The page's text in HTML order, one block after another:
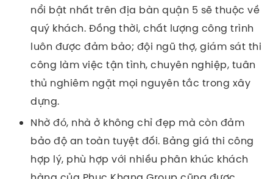
nổi bật nhất trên địa bàn quận 5 sẽ thuộc về
quý khách. Đồng thời, chất lượng công trình
luôn được đảm bảo; đội ngũ thợ, giám sát thi
công làm việc tận tình, chuyên nghiệp, tuân
thủ nghiêm ngặt mọi nguyên tắc trong xây
dựng.
Nhờ đó, nhà ở không chỉ đẹp mà còn đảm
bảo độ an toàn tuyệt đối. Bảng giá thi công
hợp lý, phù hợp với nhiều phân khúc khách